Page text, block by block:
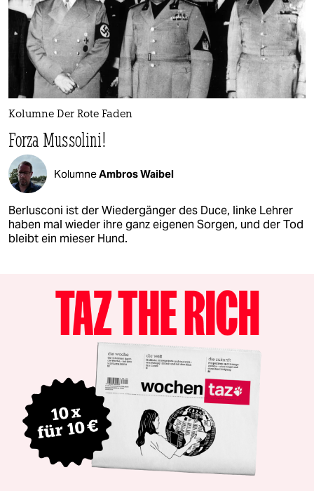
Kolumne Der Rote Faden
Forza Mussolini!
KolumneAmbros Waibel
Berlusconi ist der Wiedergänger des Duce, linke Lehrer
haben mal wieder ihre ganz eigenen Sorgen, und der Tod
bleibt ein mieser Hund.